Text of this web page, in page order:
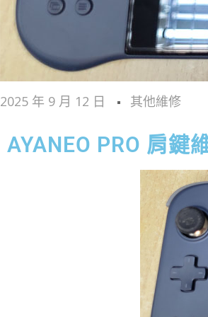
2025 年 9 月 12 日 其他維修
AYANEO PRO 肩鍵